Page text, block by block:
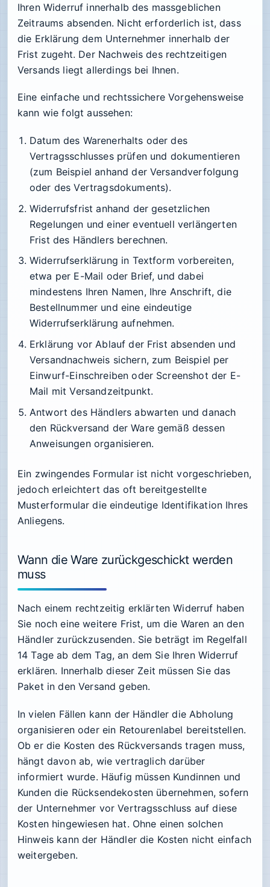
Ihren Widerruf innerhalb des massgeblichen
Zeitraums absenden. Nicht erforderlich ist, dass
die Erklärung dem Unternehmer innerhalb der
Frist zugeht. Der Nachweis des rechtzeitigen
Versands liegt allerdings bei Ihnen.
Eine einfache und rechtssichere Vorgehensweise
kann wie folgt aussehen:
Datum des Warenerhalts oder des
Vertragsschlusses prüfen und dokumentieren
(zum Beispiel anhand der Versandverfolgung
oder des Vertragsdokuments).
Widerrufsfrist anhand der gesetzlichen
Regelungen und einer eventuell verlängerten
Frist des Händlers berechnen.
Widerrufserklärung in Textform vorbereiten,
etwa per E-Mail oder Brief, und dabei
mindestens Ihren Namen, Ihre Anschrift, die
Bestellnummer und eine eindeutige
Widerrufserklärung aufnehmen.
Erklärung vor Ablauf der Frist absenden und
Versandnachweis sichern, zum Beispiel per
Einwurf-Einschreiben oder Screenshot der E-
Mail mit Versandzeitpunkt.
Antwort des Händlers abwarten und danach
den Rückversand der Ware gemäß dessen
Anweisungen organisieren.
Ein zwingendes Formular ist nicht vorgeschrieben,
jedoch erleichtert das oft bereitgestellte
Musterformular die eindeutige Identifikation Ihres
Anliegens.
Wann die Ware zurückgeschickt werden
muss
Nach einem rechtzeitig erklärten Widerruf haben
Sie noch eine weitere Frist, um die Waren an den
Händler zurückzusenden. Sie beträgt im Regelfall
14 Tage ab dem Tag, an dem Sie Ihren Widerruf
erklären. Innerhalb dieser Zeit müssen Sie das
Paket in den Versand geben.
In vielen Fällen kann der Händler die Abholung
organisieren oder ein Retourenlabel bereitstellen.
Ob er die Kosten des Rückversands tragen muss,
hängt davon ab, wie vertraglich darüber
informiert wurde. Häufig müssen Kundinnen und
Kunden die Rücksendekosten übernehmen, sofern
der Unternehmer vor Vertragsschluss auf diese
Kosten hingewiesen hat. Ohne einen solchen
Hinweis kann der Händler die Kosten nicht einfach
weitergeben.